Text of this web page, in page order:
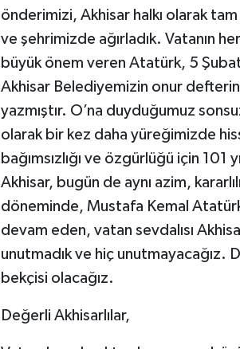
önderimizi, Akhisar halkı olarak
ve şehrimizde ağırladık. Vatanın
büyük önem veren Atatürk, 5
Akhisar Belediyemizin onur
yazmıştır. O’na duyduğumuz
olarak bir kez daha yüreğimizde
bağımsızlığı ve özgürlüğü için
Akhisar, bugün de aynı azim,
döneminde, Mustafa Kemal
devam eden, vatan sevdalısı
unutmadık ve hiç unutmayacağız.
bekçisi olacağız.
Değerli Akhisarlılar,